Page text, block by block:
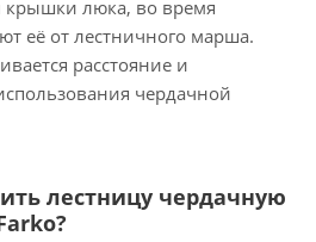
люка, во время
её от лестничного марша.
расстояние и
чердачной
лестницу чердачную